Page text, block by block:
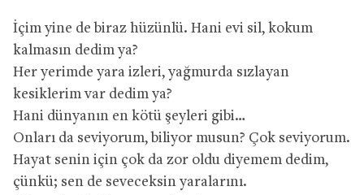
İçim yine de biraz hüzünlü. Hani evi sil, kokum
kalmasın dedim ya?
Her yerimde yara izleri, yağmurda sızlayan
kesiklerim var dedim ya?
Hani dünyanın en kötü şeyleri gibi…
Onları da seviyorum, biliyor musun? Çok seviyorum.
Hayat senin için çok da zor oldu diyemem dedim,
çünkü; sen de seveceksin yaralarını.